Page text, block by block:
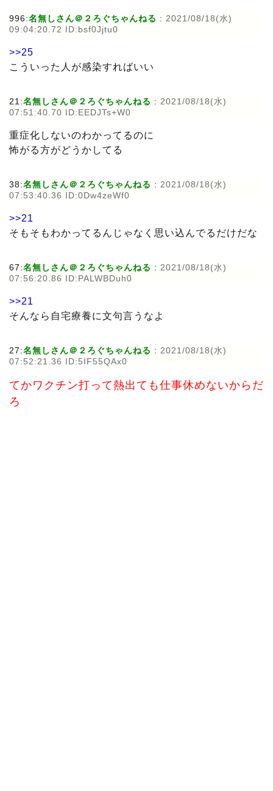
996:名無しさん＠２ろぐちゃんねる : 2021/08/18(水)
09:04:20.72 ID:bsf0Jjtu0
>>25
こういった人が感染すればいい
21:名無しさん＠２ろぐちゃんねる : 2021/08/18(水)
07:51:40.70 ID:EEDJTs+W0
重症化しないのわかってるのに
怖がる方がどうかしてる
38:名無しさん＠２ろぐちゃんねる : 2021/08/18(水)
07:53:40.36 ID:0Dw4zeWf0
>>21
そもそもわかってるんじゃなく思い込んでるだけだな
67:名無しさん＠２ろぐちゃんねる : 2021/08/18(水)
07:56:20.86 ID:PALWBDuh0
>>21
そんなら自宅療養に文句言うなよ
27:名無しさん＠２ろぐちゃんねる : 2021/08/18(水)
07:52:21.36 ID:5IF55QAx0
てかワクチン打って熱出ても仕事休めないからだ
ろ